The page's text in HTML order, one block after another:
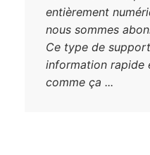
entièrement
nous sommes
Ce type de
information rapide
comme ça ...